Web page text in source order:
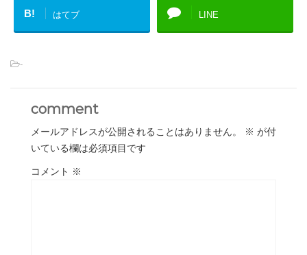
B! はてブ LINE
-
comment
メールアドレスが公開されることはありません。 ※ が付
いている欄は必須項目です
コメント ※